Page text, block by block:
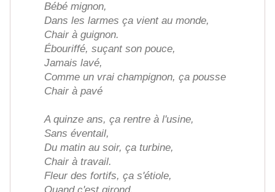
Bébé mignon,
Dans les larmes ça vient au monde,
Chair à guignon.
Ébouriffé, suçant son pouce,
Jamais lavé,
Comme un vrai champignon, ça pousse
Chair à pavé
A quinze ans, ça rentre à l'usine,
Sans éventail,
Du matin au soir, ça turbine,
Chair à travail.
Fleur des fortifs, ça s'étiole,